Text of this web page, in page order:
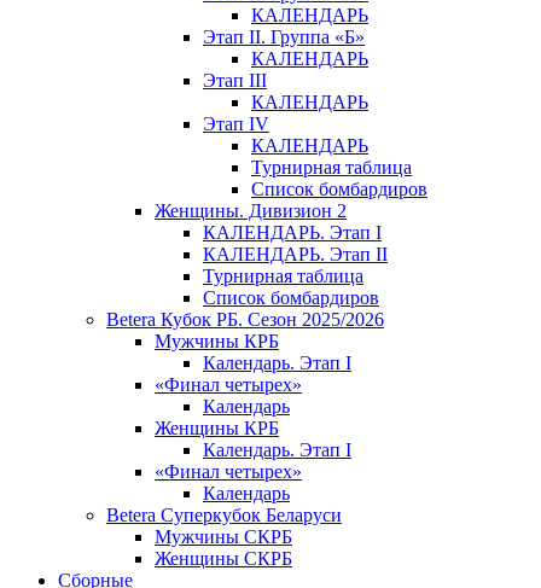
КАЛЕНДАРЬ
Этап II. Группа «Б»
КАЛЕНДАРЬ
Этап III
КАЛЕНДАРЬ
Этап IV
КАЛЕНДАРЬ
Турнирная таблица
Список бомбардиров
Женщины. Дивизион 2
КАЛЕНДАРЬ. Этап I
КАЛЕНДАРЬ. Этап II
Турнирная таблица
Список бомбардиров
Betera Кубок РБ. Сезон 2025/2026
Мужчины КРБ
Календарь. Этап I
«Финал четырех»
Календарь
Женщины КРБ
Календарь. Этап I
«Финал четырех»
Календарь
Betera Суперкубок Беларуси
Мужчины СКРБ
Женщины СКРБ
Сборные